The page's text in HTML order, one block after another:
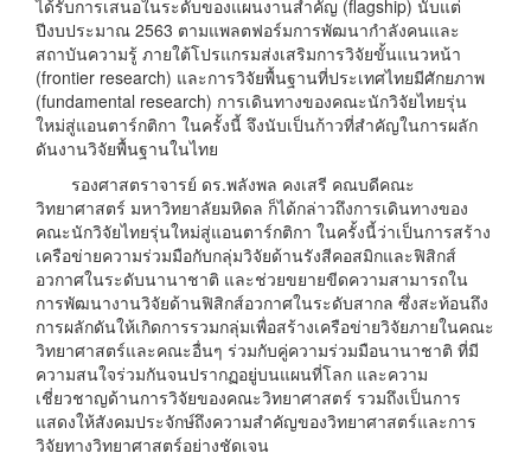
ได้รับการเสนอในระดับของแผนงานสำคัญ (flagship) นับแต่
ปีงบประมาณ 2563 ตามแพลตฟอร์มการพัฒนากำลังคนและ
สถาบันความรู้ ภายใต้โปรแกรมส่งเสริมการวิจัยขั้นแนวหน้า
(frontier research) และการวิจัยพื้นฐานที่ประเทศไทยมีศักยภาพ
(fundamental research) การเดินทางของคณะนักวิจัยไทยรุ่น
ใหม่สู่แอนตาร์กติกา ในครั้งนี้ จึงนับเป็นก้าวที่สำคัญในการผลัก
ดันงานวิจัยพื้นฐานในไทย
รองศาสตราจารย์ ดร.พลังพล คงเสรี คณบดีคณะ
วิทยาศาสตร์ มหาวิทยาลัยมหิดล ก็ได้กล่าวถึงการเดินทางของ
คณะนักวิจัยไทยรุ่นใหม่สู่แอนตาร์กติกา ในครั้งนี้ว่าเป็นการสร้าง
เครือข่ายความร่วมมือกับกลุ่มวิจัยด้านรังสีคอสมิกและฟิสิกส์
อวกาศในระดับนานาชาติ และช่วยขยายขีดความสามารถใน
การพัฒนางานวิจัยด้านฟิสิกส์อวกาศในระดับสากล ซึ่งสะท้อนถึง
การผลักดันให้เกิดการรวมกลุ่มเพื่อสร้างเครือข่ายวิจัยภายในคณะ
วิทยาศาสตร์และคณะอื่นๆ ร่วมกับคู่ความร่วมมือนานาชาติ ที่มี
ความสนใจร่วมกันจนปรากฏอยู่บนแผนที่โลก และความ
เชี่ยวชาญด้านการวิจัยของคณะวิทยาศาสตร์ รวมถึงเป็นการ
แสดงให้สังคมประจักษ์ถึงความสำคัญของวิทยาศาสตร์และการ
วิจัยทางวิทยาศาสตร์อย่างชัดเจน